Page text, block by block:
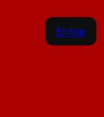
Entrar